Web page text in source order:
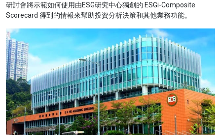
研討會將示範如何使用由ESG研究中心獨創的 ESGi-Composite
Scorecard 得到的情報來幫助投資分析決策和其他業務功能。